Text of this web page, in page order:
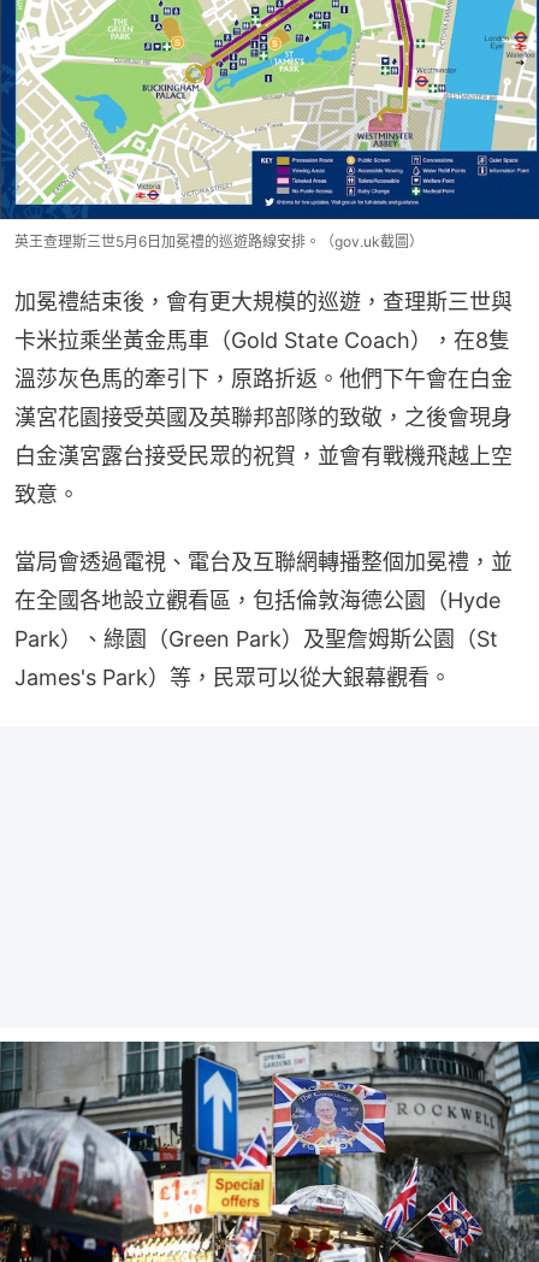
英王查理斯三世5月6日加冕禮的巡遊路線安排。（gov.uk截圖）
加冕禮結束後，會有更大規模的巡遊，查理斯三世與
卡米拉乘坐黃金馬車（Gold State Coach），在8隻
溫莎灰色馬的牽引下，原路折返。他們下午會在白金
漢宮花園接受英國及英聯邦部隊的致敬，之後會現身
白金漢宮露台接受民眾的祝賀，並會有戰機飛越上空
致意。
當局會透過電視、電台及互聯網轉播整個加冕禮，並
在全國各地設立觀看區，包括倫敦海德公園（Hyde
Park）、綠園（Green Park）及聖詹姆斯公園（St
James's Park）等，民眾可以從大銀幕觀看。